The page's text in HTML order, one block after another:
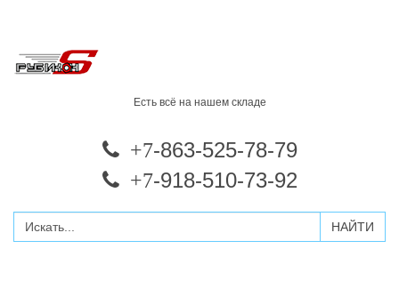
Есть всё на нашем складе
+7-863-525-78-79
+7-918-510-73-92